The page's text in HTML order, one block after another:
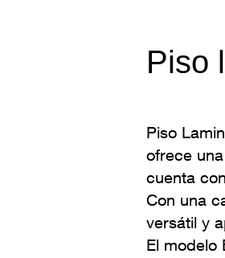
Piso
Piso
ofrece
cuenta
Con una
versátil y
El modelo